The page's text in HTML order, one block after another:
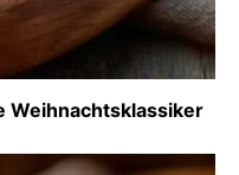
Weihnachtsklassiker